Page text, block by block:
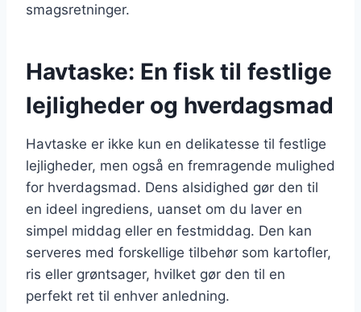
smagsretninger.
Havtaske: En fisk til festlige
lejligheder og hverdagsmad
Havtaske er ikke kun en delikatesse til festlige
lejligheder, men også en fremragende mulighed
for hverdagsmad. Dens alsidighed gør den til
en ideel ingrediens, uanset om du laver en
simpel middag eller en festmiddag. Den kan
serveres med forskellige tilbehør som kartofler,
ris eller grøntsager, hvilket gør den til en
perfekt ret til enhver anledning.